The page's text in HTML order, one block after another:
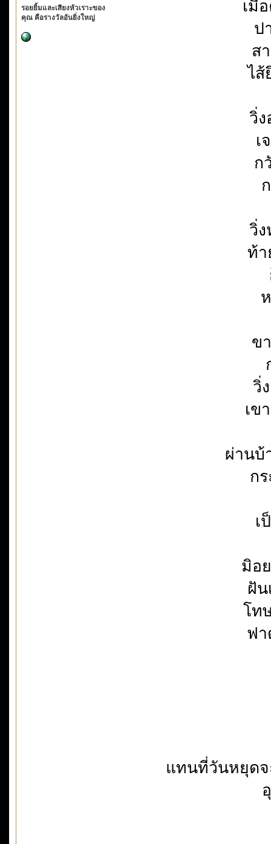
รอยยิ้มและเสียงหัวเราะของ
คุณ คือรางวัลอันยิ่งใหญ่
เมื่
ป
ส
ไส้
วิ่
เ
ก
วิ่
ท้า
ข
วิ่
เข
ผ่านบ้
ก
เ
มิอ
ฝัน
โท
ฟา
แทนที่วันหยุดจ